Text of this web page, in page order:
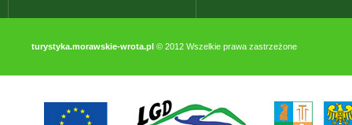
turystyka.morawskie-wrota.pl © 2012 Wszelkie prawa zastrzeżone